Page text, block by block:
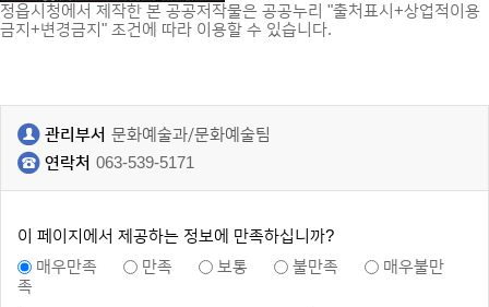
정읍시청에서 제작한 본 공공저작물은 공공누리 "출처표시+상업적이용
금지+변경금지" 조건에 따라 이용할 수 있습니다.
관리부서 문화예술과/문화예술팀
연락처 063-539-5171
이 페이지에서 제공하는 정보에 만족하십니까?
매우만족
만족 보통 불만족
매우불만
족